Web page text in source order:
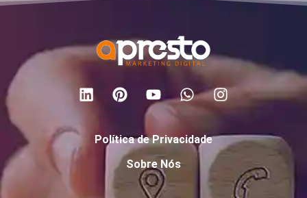
Política de Privacidade
Sobre Nós